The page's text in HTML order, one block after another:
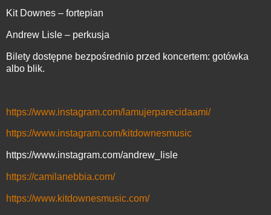
Kit Downes – fortepian
Andrew Lisle – perkusja
Bilety dostępne bezpośrednio przed koncertem: gotówka
albo blik.
https://www.instagram.com/lamujerparecidaami/
https://www.instagram.com/kitdownesmusic
https://www.instagram.com/andrew_lisle
https://camilanebbia.com/
https://www.kitdownesmusic.com/